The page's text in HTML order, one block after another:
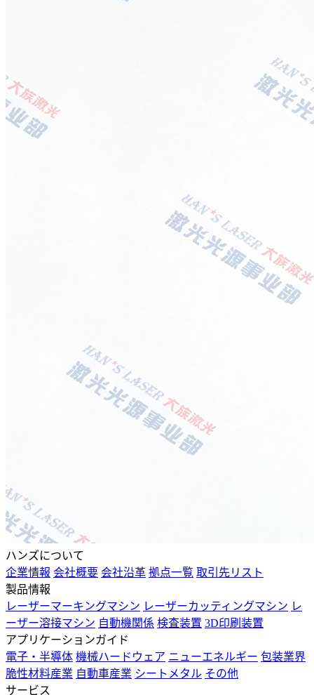
ハンズについて
企業情報 会社概要 会社沿革 拠点一覧 取引先リスト
製品情報
レーザーマーキングマシン レーザーカッティングマシン レ
ーザー溶接マシン 自動機関係 検査装置 3D印刷装置
アプリケーションガイド
電子・半導体 機械ハードウェア ニューエネルギー 包装業界
脆性材料産業 自動車産業 シートメタル その他
サービス